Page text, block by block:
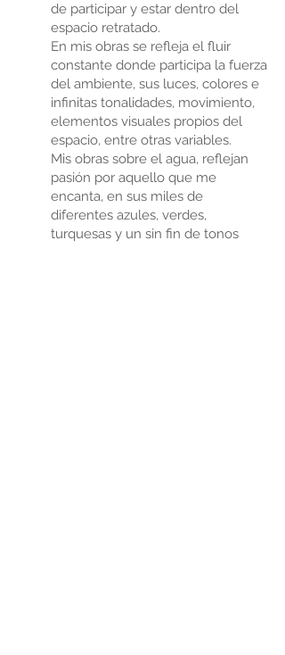
de participar y estar dentro del
espacio retratado.
En mis obras se refleja el fluir
constante donde participa la fuerza
del ambiente, sus luces, colores e
infinitas tonalidades, movimiento,
elementos visuales propios del
espacio, entre otras variables.
Mis obras sobre el agua, reflejan
pasión por aquello que me
encanta, en sus miles de
diferentes azules, verdes,
turquesas y un sin fin de tonos